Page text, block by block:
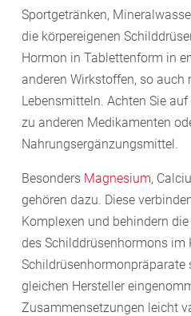
Sportgetränken,
die körpereigenen
Hormon in Tablettenform in
anderen Wirkstoffen, so auch
Lebensmitteln. Achten Sie
zu anderen Medikamenten
Nahrungsergänzungsmittel.
Besonders Magnesium,
gehören dazu. Diese
Komplexen und behindern
des Schilddrüsenhormons im
Schildrüsenhormonpräparate
gleichen Hersteller
Zusammensetzungen leicht